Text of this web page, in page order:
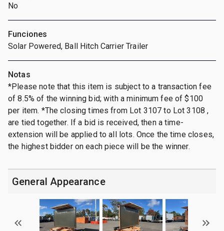
No
Funciones
Solar Powered, Ball Hitch Carrier Trailer
Notas
*Please note that this item is subject to a transaction fee
of 8.5% of the winning bid; with a minimum fee of $100
per item. *The closing times from Lot 3107 to Lot 3108 ,
are tied together. If a bid is received, then a time-
extension will be applied to all lots. Once the time closes,
the highest bidder on each piece will be the winner.
General Appearance